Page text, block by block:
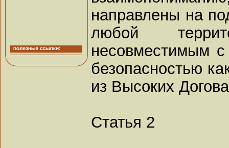
направлены на
любой
несовместимым
безопасностью
из Высоких
Статья 2